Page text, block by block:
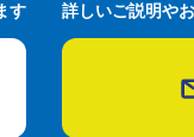
す 詳しいご説明や